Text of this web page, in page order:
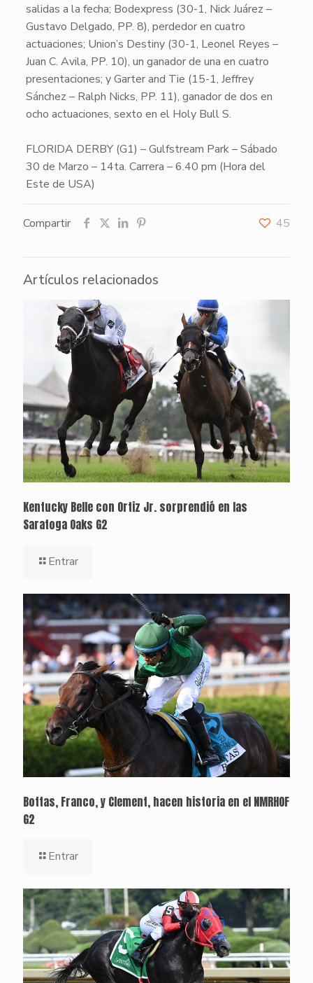
salidas a la fecha; Bodexpress (30-1, Nick Juárez –
Gustavo Delgado, PP. 8), perdedor en cuatro
actuaciones; Union’s Destiny(30-1, Leonel Reyes –
Juan C. Avila, PP. 10), un ganador de una en cuatro
presentaciones; yGarter and Tie (15-1, Jeffrey
Sánchez – Ralph Nicks, PP. 11), ganador de dos en
ocho actuaciones, sexto en el Holy Bull S.
FLORIDA DERBY (G1) – Gulfstream Park – Sábado
30 de Marzo – 14ta. Carrera – 6.40 pm (Hora del
Este de USA)
Compartir 45
Artículos relacionados
Kentucky Belle con Ortiz Jr. sorprendió en las
Saratoga Oaks G2
Entrar
Bottas, Franco, y Clement, hacen historia en el NMRHOF
G2
Entrar